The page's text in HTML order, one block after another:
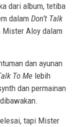
dari album, tetiba
dalam Don’t Talk
Mister Aloy dalam
dan ayunan
To Me lebih
dan permainan
tapi Mister